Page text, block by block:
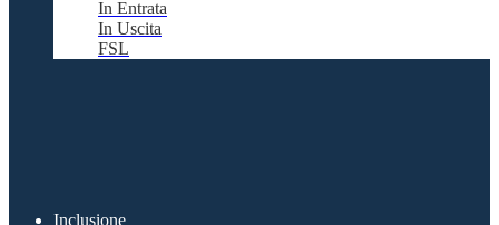
In Entrata
In Uscita
FSL
Inclusione